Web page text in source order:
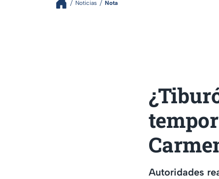
Noticias Nota
Autoridades